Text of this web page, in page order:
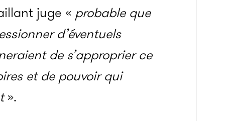
juge « probable que
d’éventuels
de s’approprier ce
et de pouvoir qui
».